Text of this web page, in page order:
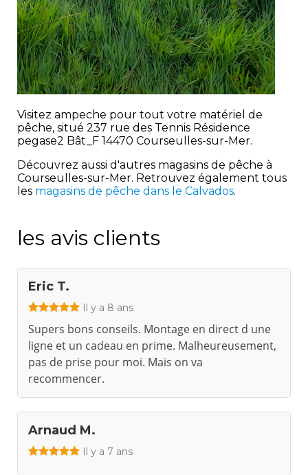
Visitez ampeche pour tout votre matériel de
pêche, situé 237 rue des Tennis Résidence
pegase2 Bât_F 14470 Courseulles-sur-Mer.
Découvrez aussi d'autres magasins de pêche à
Courseulles-sur-Mer. Retrouvez également tous
les magasins de pêche dans le Calvados.
les avis clients
Eric T.
Il y a 8 ans
Supers bons conseils. Montage en direct d une
ligne et un cadeau en prime. Malheureusement,
pas de prise pour moi. Mais on va
recommencer.
Arnaud M.
Il y a 7 ans